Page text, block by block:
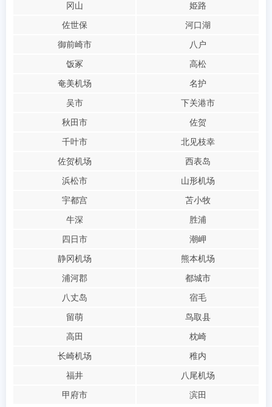
冈山
姫路
佐世保
河口湖
御前崎市
八户
饭冢
高松
奄美机场
名护
吴市
下关港市
秋田市
佐贺
千叶市
北见枝幸
佐贺机场
西表岛
浜松市
山形机场
宇都宫
苫小牧
牛深
胜浦
四日市
潮岬
静冈机场
熊本机场
浦河郡
都城市
八丈岛
宿毛
留萌
鸟取县
高田
枕崎
长崎机场
稚内
福井
八尾机场
甲府市
滨田